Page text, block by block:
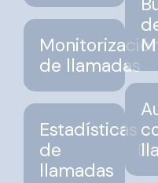
de llamadas
Estadísticas
de
llamadas